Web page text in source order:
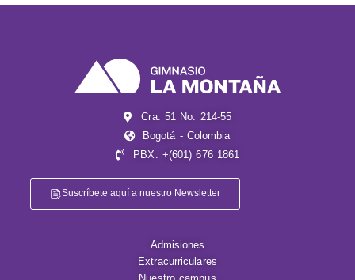
Cra. 51 No. 214-55
Bogotá - Colombia
PBX. +(601) 676 1861
Suscríbete aquí a nuestro Newsletter
Admisiones
Extracurriculares